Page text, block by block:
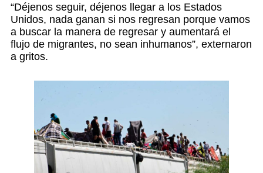
“Déjenos seguir, déjenos llegar a los Estados
Unidos, nada ganan si nos regresan porque vamos
a buscar la manera de regresar y aumentará el
flujo de migrantes, no sean inhumanos”, externaron
a gritos.